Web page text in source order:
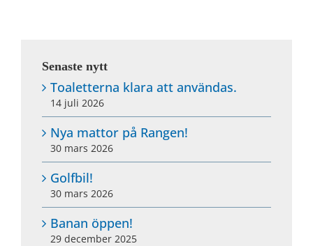
Senaste nytt
Toaletterna klara att användas.
14 juli 2026
Nya mattor på Rangen!
30 mars 2026
Golfbil!
30 mars 2026
Banan öppen!
29 december 2025